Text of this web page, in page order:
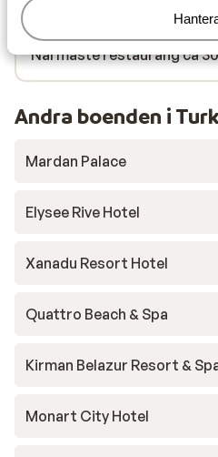
Närmaste butiker ca 300 m
Närmaste restaurang ca
Andra boenden i
Mardan Palace
Elysee Rive Hotel
Xanadu Resort Hotel
Quattro Beach & Spa
Kirman Belazur Resort &
Monart City Hotel